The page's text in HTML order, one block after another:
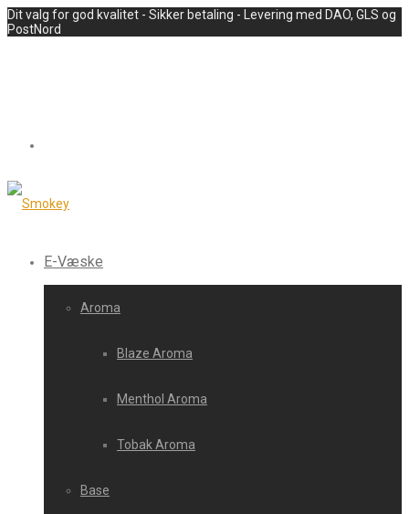
Dit valg for god kvalitet - Sikker betaling - Levering med DAO, GLS og
PostNord
E-Væske
Aroma
Blaze Aroma
Menthol Aroma
Tobak Aroma
Base